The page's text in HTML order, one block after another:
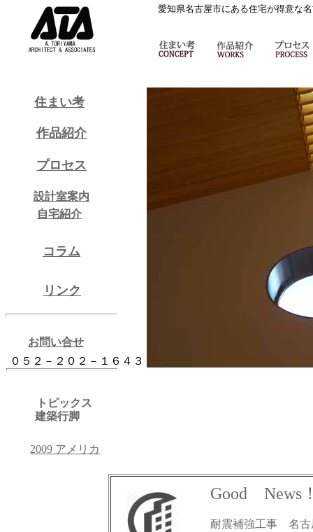
愛知県名古屋市にある住宅が得意
作品紹介
住まい考
プロセス
設計室案内
コラム
リンク
お問い合せ
建築行脚
トピックス
2009 アメリカ
０５２－２０２－１６４３
Good News
耐震補強工事 名古
自宅紹介